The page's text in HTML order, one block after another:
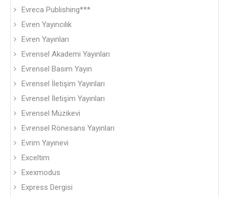
Evreca Publishing***
Evren Yayıncılık
Evren Yayınları
Evrensel Akademi Yayınları
Evrensel Basım Yayın
Evrensel İletişim Yayınları
Evrensel İletişim Yayınları
Evrensel Müzikevi
Evrensel Rönesans Yayınları
Evrim Yayınevi
Exceltim
Exexmodus
Express Dergisi